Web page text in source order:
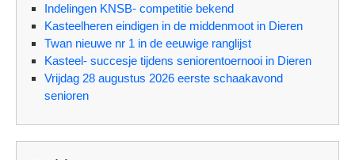
Indelingen KNSB- competitie bekend
Kasteelheren eindigen in de middenmoot in Dieren
Twan nieuwe nr 1 in de eeuwige ranglijst
Kasteel- succesje tijdens seniorentoernooi in Dieren
Vrijdag 28 augustus 2026 eerste schaakavond
senioren